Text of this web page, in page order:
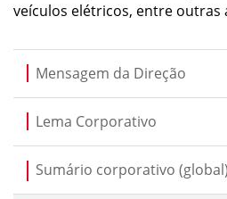
veículos elétricos, entre outras
Mensagem da Direção
Lema Corporativo
Sumário corporativo (global)